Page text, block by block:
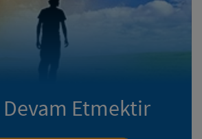
Devam Etmektir